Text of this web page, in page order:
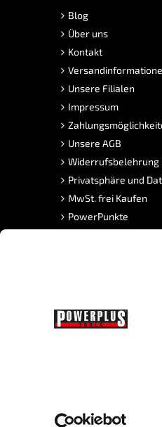
Blog
Über uns
Kontakt
Unsere Filialen
Impressum
Unsere AGB
Widerrufsbelehrung
Privatsphäre und
MwSt. frei Kaufen
PowerPunkte